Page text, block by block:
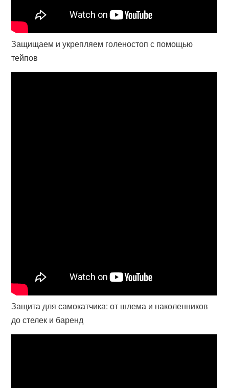
Защищаем и укрепляем голеностоп с помощью
тейпов
Защита для самокатчика: от шлема и наколенников
до стелек и баренд